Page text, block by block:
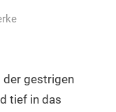
der gestrigen
tief in das